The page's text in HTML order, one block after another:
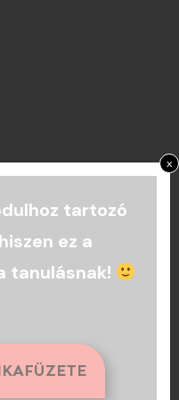
tartozó
ez a
tanulásnak!
x